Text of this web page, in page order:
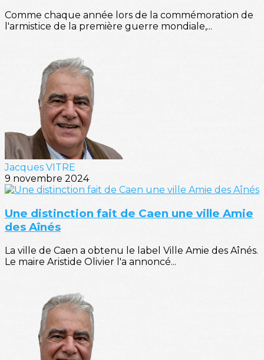
Comme chaque année lors de la commémoration de
l'armistice de la première guerre mondiale,...
Jacques VITRE
9 novembre 2024
Une distinction fait de Caen une ville Amie
des Aînés
La ville de Caen a obtenu le label Ville Amie des Aînés.
Le maire Aristide Olivier l'a annoncé...